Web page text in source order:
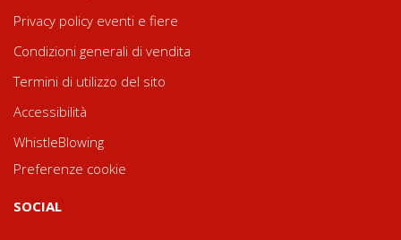
Privacy policy eventi e fiere
Condizioni generali di vendita
Termini di utilizzo del sito
Accessibilità
WhistleBlowing
Preferenze cookie
SOCIAL